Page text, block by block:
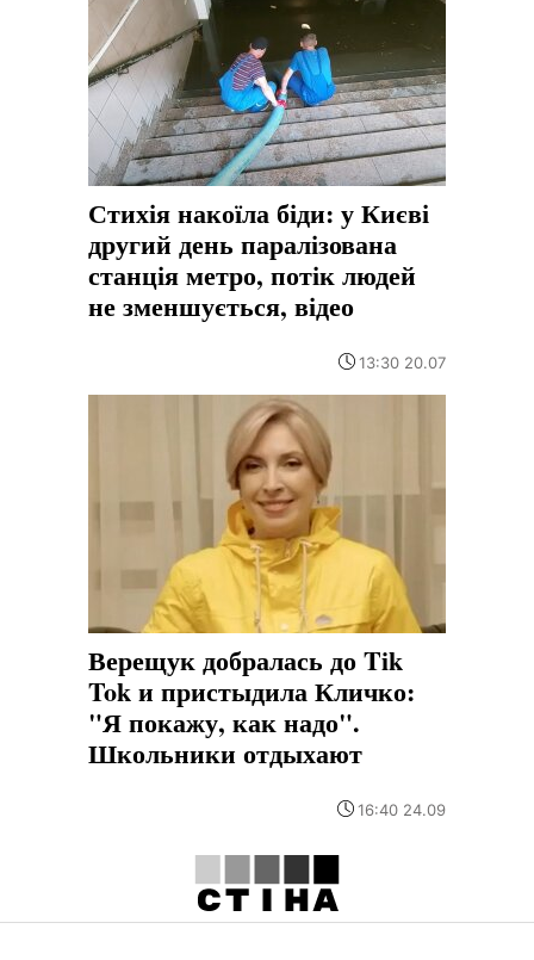
Стихія накоїла біди: у Києві
другий день паралізована
станція метро, потік людей
не зменшується, відео
13:30 20.07
Верещук добралась до Tik
Tok и пристыдила Кличко:
"Я покажу, как надо".
Школьники отдыхают
16:40 24.09